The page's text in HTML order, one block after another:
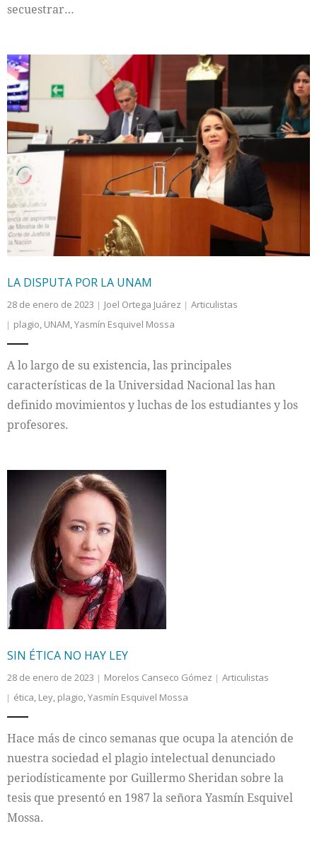
secuestrar…
LA DISPUTA POR LA UNAM
28 de enero de 2023 Joel Ortega Juárez
Articulistas
plagio, UNAM,Yasmín Esquivel Mossa
A lo largo de su existencia, las principales
características de la Universidad Nacional las han
definido movimientos y luchas de los estudiantes y los
profesores.
SIN ÉTICA NO HAY LEY
28 de enero de 2023 Morelos Canseco Gómez
Articulistas
ética, Ley, plagio,Yasmín Esquivel Mossa
Hace más de cinco semanas que ocupa la atención de
nuestra sociedad el plagio intelectual denunciado
periodísticamente por Guillermo Sheridan sobre la
tesis que presentó en 1987 la señora Yasmín Esquivel
Mossa.